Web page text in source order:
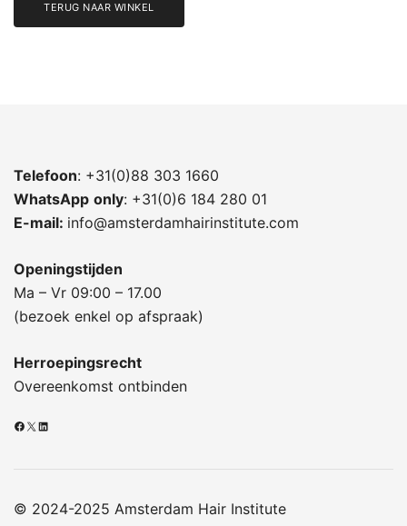
TERUG NAAR WINKEL
Telefoon: +31(0)88 303 1660
WhatsApp only: +31(0)6 184 280 01
E-mail: info@amsterdamhairinstitute.com
Openingstijden
Ma – Vr 09:00 – 17.00
(bezoek enkel op afspraak)
Herroepingsrecht
Overeenkomst ontbinden
Facebook
X LinkedIn
© 2024-2025 Amsterdam Hair Institute